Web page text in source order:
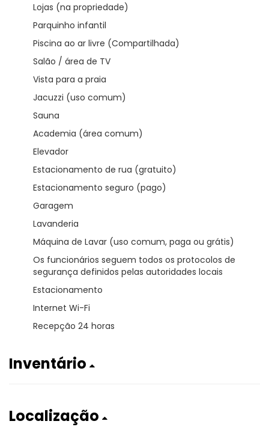
Lojas (na propriedade)
Parquinho infantil
Piscina ao ar livre (Compartilhada)
Salão / área de TV
Vista para a praia
Jacuzzi (uso comum)
Sauna
Academia (área comum)
Elevador
Estacionamento de rua (gratuito)
Estacionamento seguro (pago)
Garagem
Lavanderia
Máquina de Lavar (uso comum, paga ou grátis)
Os funcionários seguem todos os protocolos de
segurança definidos pelas autoridades locais
Estacionamento
Internet Wi-Fi
Recepção 24 horas
Inventário
Localização